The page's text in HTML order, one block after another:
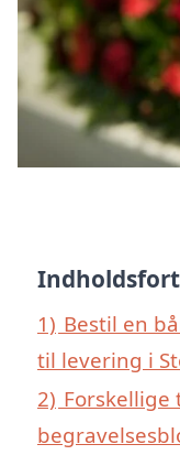
1) Bestil en
til levering i
2) Forskellige